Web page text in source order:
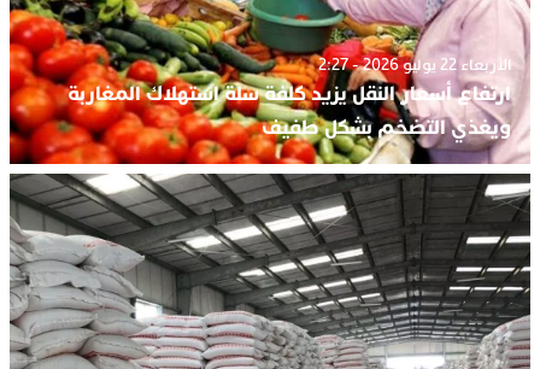
الأربعاء 22 يوليو 2026 - 2:27
ارتفاع أسعار النقل يزيد كلفة سلة استهلاك المغاربة
ويغذي التضخم بشكل طفيف